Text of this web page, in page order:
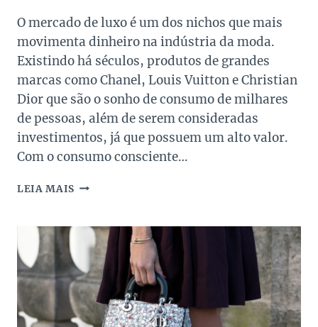
O mercado de luxo é um dos nichos que mais
movimenta dinheiro na indústria da moda.
Existindo há séculos, produtos de grandes
marcas como Chanel, Louis Vuitton e Christian
Dior que são o sonho de consumo de milhares
de pessoas, além de serem consideradas
investimentos, já que possuem um alto valor.
Com o consumo consciente…
LEIA MAIS SAIBA
DE
SUAS
PEÇAS
DE
LUXO
NO
ETIQUETA